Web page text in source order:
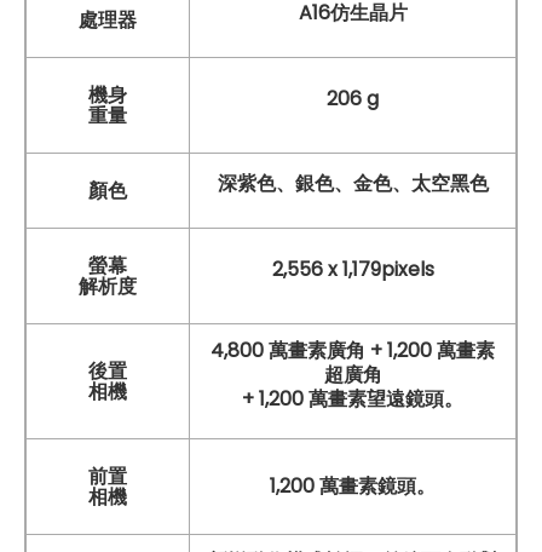
處理器 A16仿生晶片
機身
重量
206 g
顏色 深紫色、銀色、金色、太空黑色
螢幕
解析度
2,556 x 1,179pixels
後置
相機
4,800 萬畫素廣角 + 1,200 萬畫素
超廣角
+ 1,200 萬畫素望遠鏡頭。
前置
相機 1,200 萬畫素鏡頭。